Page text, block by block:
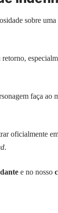
sobre
faça
oficialmente
.
e no nosso